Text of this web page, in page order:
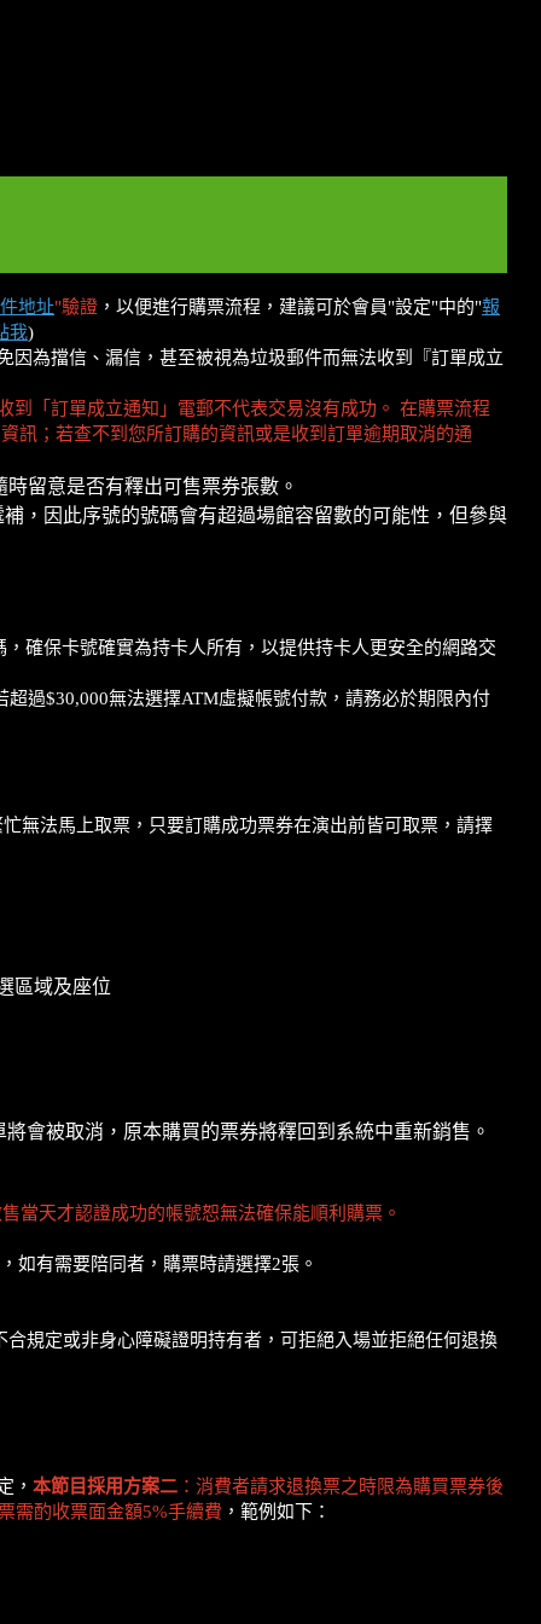
地址"驗證 ，以便進行購票流程，建議可於會員"設定"中的"報
我)
因為擋信、漏信，甚至被視為垃圾郵件而無法收到『訂單成立
「訂單成立通知」電郵不代表交易沒有成功。 在購票流程
訊；若查不到您所訂購的資訊或是收到訂單逾期取消的通
留意是否有釋出可售票券張數。
，因此序號的號碼會有超過場館容留數的可能性，但參與
確保卡號確實為持卡人所有，以提供持卡人更安全的網路交
過$30,000無法選擇ATM虛擬帳號付款，請務必於期限內付
無法馬上取票，只要訂購成功票券在演出前皆可取票，請擇
區域及座位
會被取消，原本購買的票券將釋回到系統中重新銷售。
當天才認證成功的帳號恕無法確保能順利購票。
如有需要陪同者，購票時請選擇2張。
規定或非身心障礙證明持有者，可拒絕入場並拒絕任何退換
， 本節目採用方案二 ：消費者請求退換票之時限為購買票券後
需酌收票面金額5%手續費 ，範例如下：